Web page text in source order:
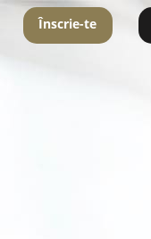
Înscrie-te